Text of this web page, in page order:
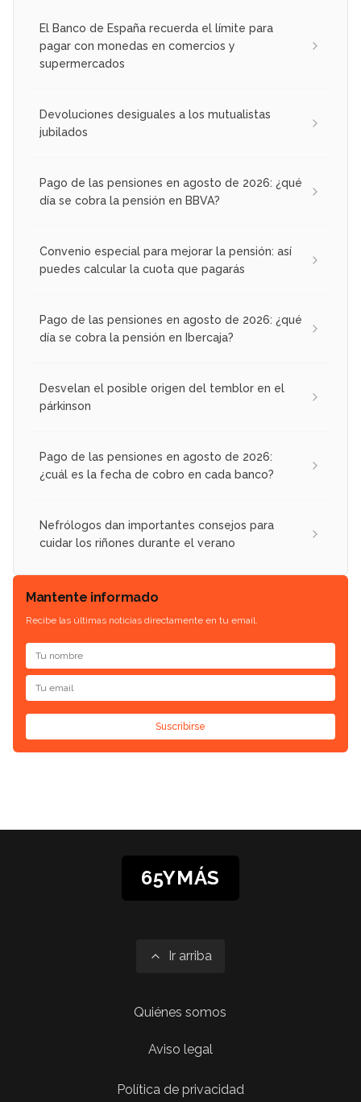
El Banco de España recuerda el límite para
pagar con monedas en comercios y
supermercados
Devoluciones desiguales a los mutualistas
jubilados
Pago de las pensiones en agosto de 2026: ¿qué
día se cobra la pensión en BBVA?
Convenio especial para mejorar la pensión: así
puedes calcular la cuota que pagarás
Pago de las pensiones en agosto de 2026: ¿qué
día se cobra la pensión en Ibercaja?
Desvelan el posible origen del temblor en el
párkinson
Pago de las pensiones en agosto de 2026:
¿cuál es la fecha de cobro en cada banco?
Nefrólogos dan importantes consejos para
cuidar los riñones durante el verano
Mantente informado
Recibe las últimas noticias directamente en tu email.
Suscribirse
65YMÁS
Ir arriba
Quiénes somos
Aviso legal
Política de privacidad